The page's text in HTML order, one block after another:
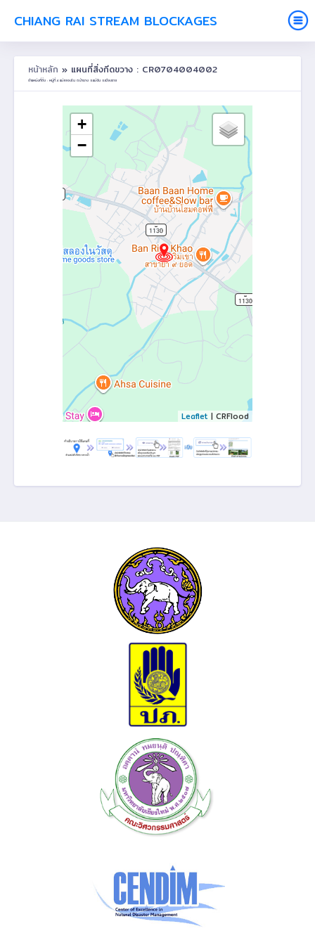
CHIANG RAI STREAM BLOCKAGES
หน้าหลัก » แผนที่สิ่งกีดขวาง : CR0704004002
ตำแหน่งที่ตั้ง : หมู่ที่ 4 แม่สลองใน ต.ป่าซาง อ.แม่จัน จ.เชียงราย
+
−
Leaflet | CRFlood